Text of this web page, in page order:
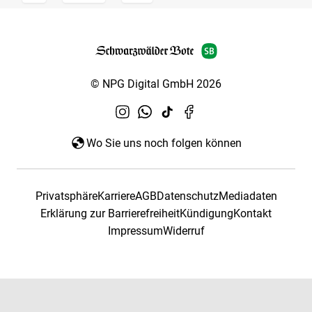
© NPG Digital GmbH 2026
Wo Sie uns noch folgen können
PrivatsphäreKarriereAGBDatenschutzMediadaten
Erklärung zur BarrierefreiheitKündigungKontakt
ImpressumWiderruf